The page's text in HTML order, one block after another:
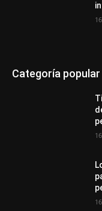
Categoría popular